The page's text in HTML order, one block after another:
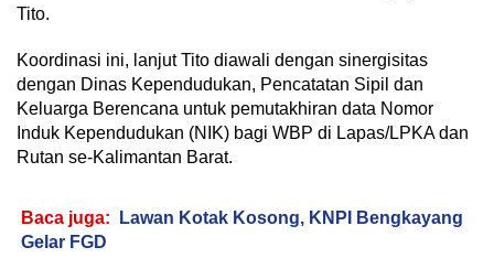
Tito.
Koordinasi ini, lanjut Tito diawali dengan sinergisitas
dengan Dinas Kependudukan, Pencatatan Sipil dan
Keluarga Berencana untuk pemutakhiran data Nomor
Induk Kependudukan (NIK) bagi WBP di Lapas/LPKA dan
Rutan se-Kalimantan Barat.
Baca juga:
Lawan Kotak Kosong, KNPI Bengkayang
Gelar FGD